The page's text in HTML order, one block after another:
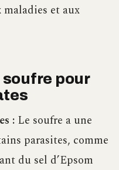
et aux
pour
:Le soufre a une
parasites, comme
du sel d’Epsom